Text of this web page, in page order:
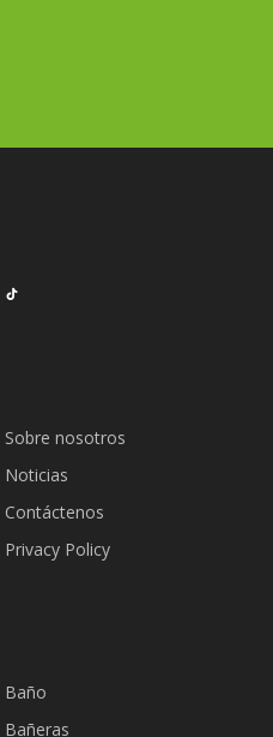
Sobre nosotros
Noticias
Contáctenos
Privacy Policy
Baño
Bañeras